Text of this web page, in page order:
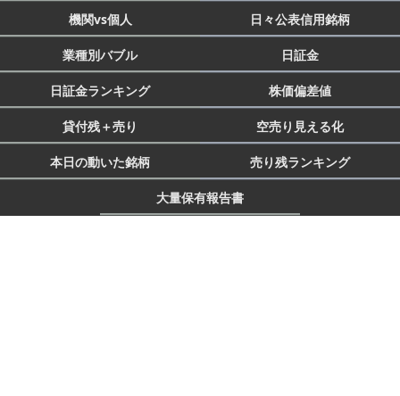
機関vs個人 日々公表信用銘柄
業種別バブル 日証金
日証金ランキング 株価偏差値
貸付残＋売り 空売り見える化
本日の動いた銘柄 売り残ランキング
大量保有報告書